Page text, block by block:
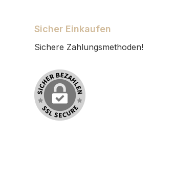
Sicher Einkaufen
Sichere Zahlungsmethoden!